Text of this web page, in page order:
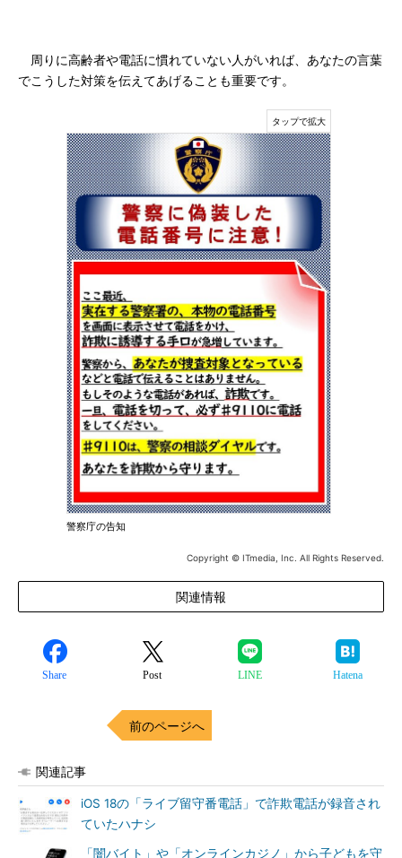
周りに高齢者や電話に慣れていない人がいれば、あなたの言葉
でこうした対策を伝えてあげることも重要です。
警察庁の告知
Copyright © ITmedia, Inc. All Rights Reserved.
関連情報
Share Post LINE Hatena
前のページへ
関連記事
iOS 18の「ライブ留守番電話」で詐欺電話が録音され
ていたハナシ
「闇バイト」や「オンラインカジノ」から子どもを守